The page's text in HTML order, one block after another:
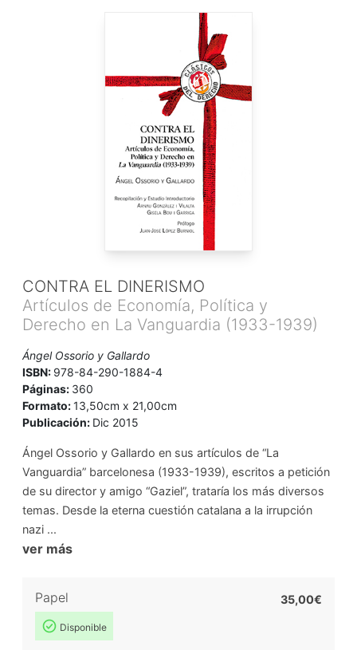
CONTRA EL DINERISMO
Artículos de Economía, Política y
Derecho en La Vanguardia (1933-1939)
Ángel Ossorio y Gallardo
ISBN: 978-84-290-1884-4
Páginas: 360
Formato:13,50cm x 21,00cm
Publicación: Dic 2015
Ángel Ossorio y Gallardo en sus artículos de “La
Vanguardia” barcelonesa (1933-1939), escritos a petición
de su director y amigo “Gaziel”, trataría los más diversos
temas. Desde la eterna cuestión catalana a la irrupción
nazi ...
ver más
Papel
Disponible
35,00€